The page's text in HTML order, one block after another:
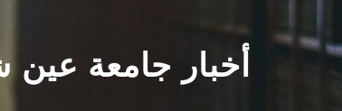
أخبار جامعة